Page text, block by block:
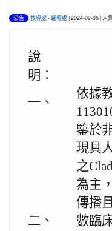
公告 教導處-輔導處| 2024-09-05 | 人
說
明：
一、
依據
二、
鑒於
現具
之
為主
傳播
數臨